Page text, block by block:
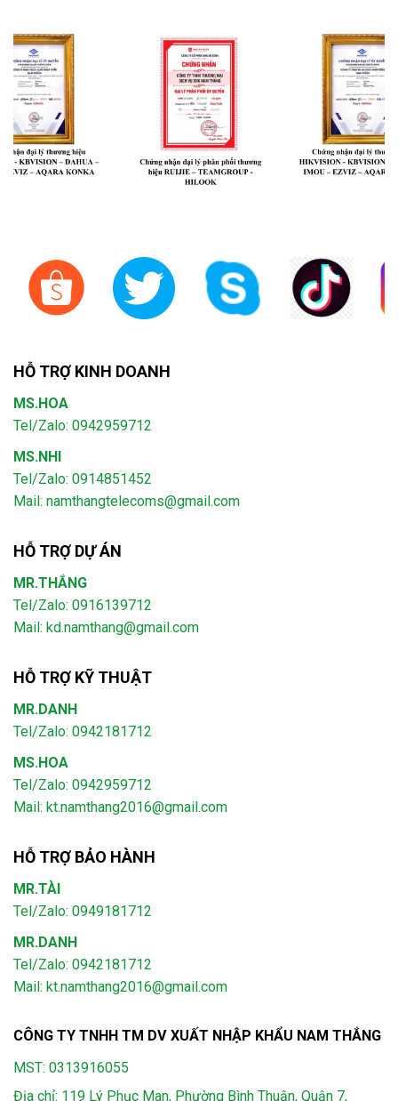
HỖ TRỢ KINH DOANH
MS.HOA
Tel/Zalo: 0942959712
MS.NHI
Tel/Zalo: 0914851452
Mail: namthangtelecoms@gmail.com
HỖ TRỢ DỰ ÁN
MR.THẮNG
Tel/Zalo: 0916139712
Mail: kd.namthang@gmail.com
HỖ TRỢ KỸ THUẬT
MR.DANH
Tel/Zalo: 0942181712
MS.HOA
Tel/Zalo: 0942959712
Mail: kt.namthang2016@gmail.com
HỖ TRỢ BẢO HÀNH
MR.TÀI
Tel/Zalo: 0949181712
MR.DANH
Tel/Zalo: 0942181712
Mail: kt.namthang2016@gmail.com
CÔNG TY TNHH TM DV XUẤT NHẬP KHẨU NAM THẮNG
MST: 0313916055
Địa chỉ: 119 Lý Phục Man, Phường Bình Thuận, Quận 7,